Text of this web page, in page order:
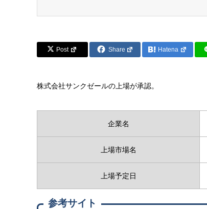
Post Share Hatena
株式会社サンクゼールの上場が承認。
企業名
上場市場名
上場予定日
参考サイト